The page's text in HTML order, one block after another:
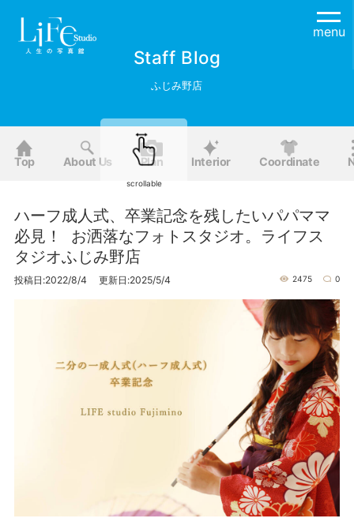
menu
Staff Blog
ふじみ野店
Top About Us Plan Interior Coordinate
ハーフ成人式、卒業記念を残したいパパママ
必見！ お洒落なフォトスタジオ。ライフス
タジオふじみ野店
投稿日:2022/8/4 更新日:2025/5/4 2475 0